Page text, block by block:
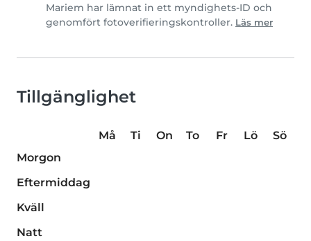
Mariem har lämnat in ett myndighets-ID och
genomfört fotoverifieringskontroller. Läs mer
Tillgänglighet
Må Ti On To Fr Lö
Sö
Morgon
Eftermiddag
Kväll
Natt